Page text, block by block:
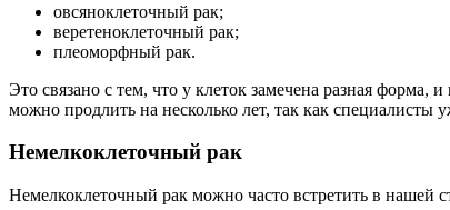
овсяноклеточный рак;
веретеноклеточный рак;
плеоморфный рак.
Это связано с тем, что у клеток замечена разная форма,
можно продлить на несколько лет, так как специалисты
Немелкоклеточный рак
Немелкоклеточный рак можно часто встретить в нашей